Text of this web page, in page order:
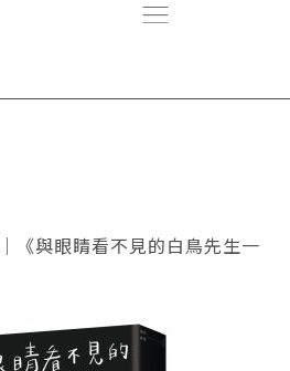
與眼睛看不見的白鳥先生一